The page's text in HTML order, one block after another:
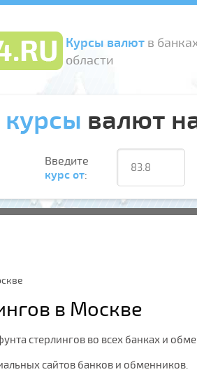
Курсы валютв
области
валют
Введите
курс от:
в Москве
стерлингов во всех банках и
сайтов банков и обменников.